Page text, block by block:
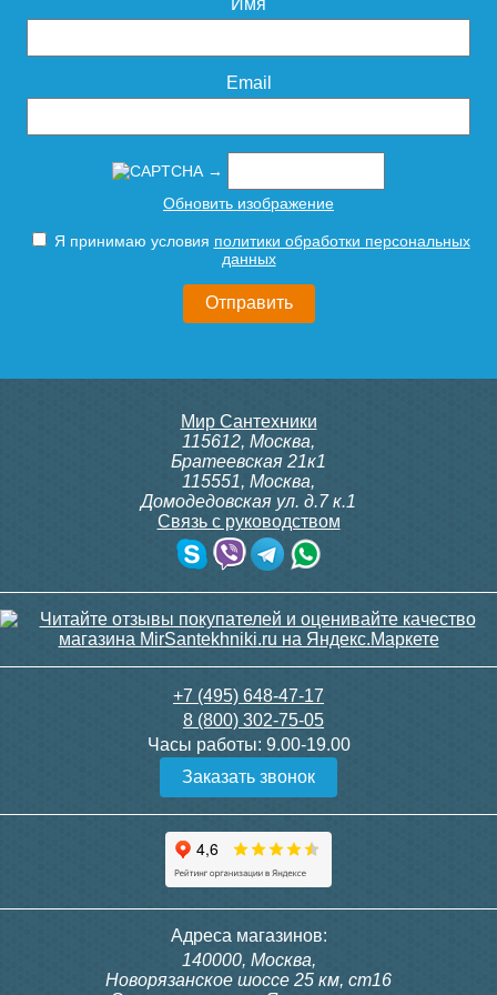
3 690 6 790
Панель смыва VITRA Root
Панель смыва VITRA Root
Square 740-2311, матовый
черный
Панель смыва VITRA Root
Square 740-2380, хром
3 690
Подробнее
Панель смыва VITRA Root
Square 740-2395, никель
Подробнее
Система инсталляции для
Система инсталляции для
Email
→
Обновить изображение
Я принимаю условия политики обработки персональных
данных
Мир Сантехники
115612, Москва,
Братеевская 21к1
115551, Москва,
Домодедовская ул. д.7 к.1
Связь с руководством
+7 (495) 648-47-17
8 (800) 302-75-05
Часы работы: 9.00-19.00
Заказать звонок
Адреса магазинов:
140000, Москва,
Новорязанское шоссе 25 км, ст16